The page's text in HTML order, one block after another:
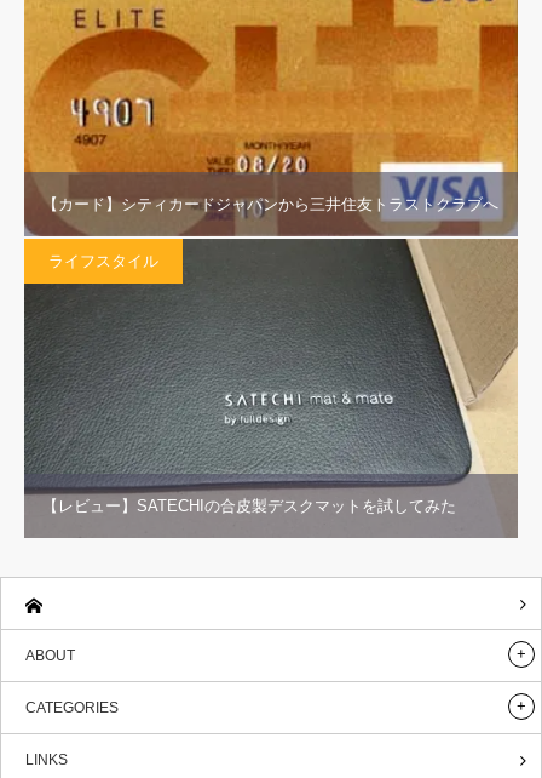
【カード】シティカードジャパンから三井住友トラストクラブへ
ライフスタイル
【レビュー】SATECHIの合皮製デスクマットを試してみた
ABOUT
CATEGORIES
LINKS